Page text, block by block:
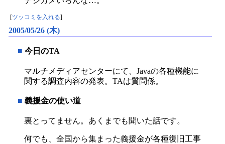
[ツッコミを入れる]
2005/05/26 (木)
■ 今日のTA
マルチメディアセンターにて、Javaの各種機能に
関する調査内容の発表。TAは質問係。
■ 義援金の使い道
裏とってません。あくまでも聞いた話です。
何でも、全国から集まった義援金が各種復旧工事